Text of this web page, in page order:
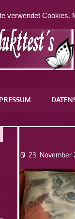
23. November
verwendet Cookies.